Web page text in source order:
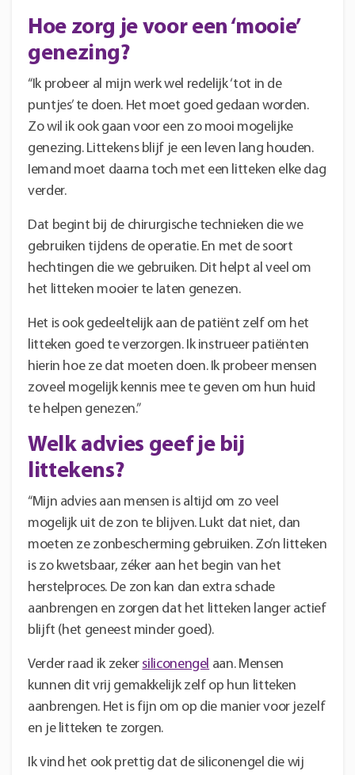
Hoe zorg je voor een ‘mooie’
genezing?
“Ik probeer al mijn werk wel redelijk ‘tot in de
puntjes’ te doen. Het moet goed gedaan worden.
Zo wil ik ook gaan voor een zo mooi mogelijke
genezing. Littekens blijf je een leven lang houden.
Iemand moet daarna toch met een litteken elke dag
verder.
Dat begint bij de chirurgische technieken die we
gebruiken tijdens de operatie. En met de soort
hechtingen die we gebruiken. Dit helpt al veel om
het litteken mooier te laten genezen.
Het is ook gedeeltelijk aan de patiënt zelf om het
litteken goed te verzorgen. Ik instrueer patiënten
hierin hoe ze dat moeten doen. Ik probeer mensen
zoveel mogelijk kennis mee te geven om hun huid
te helpen genezen.”
Welk advies geef je bij
littekens?
“Mijn advies aan mensen is altijd om zo veel
mogelijk uit de zon te blijven. Lukt dat niet, dan
moeten ze zonbescherming gebruiken. Zo’n litteken
is zo kwetsbaar, zéker aan het begin van het
herstelproces. De zon kan dan extra schade
aanbrengen en zorgen dat het litteken langer actief
blijft (het geneest minder goed).
Verder raad ik zeker siliconengel aan. Mensen
kunnen dit vrij gemakkelijk zelf op hun litteken
aanbrengen. Het is fijn om op die manier voor jezelf
en je litteken te zorgen.
Ik vind het ook prettig dat de siliconengel die wij